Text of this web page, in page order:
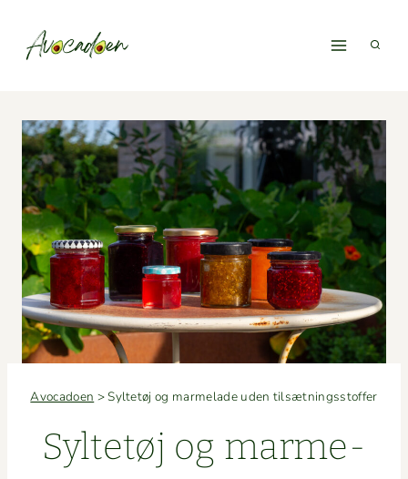
Avocadoen >Syltetøj og marmelade uden tilsætningsstoffer
Syl­tetøj og marme­